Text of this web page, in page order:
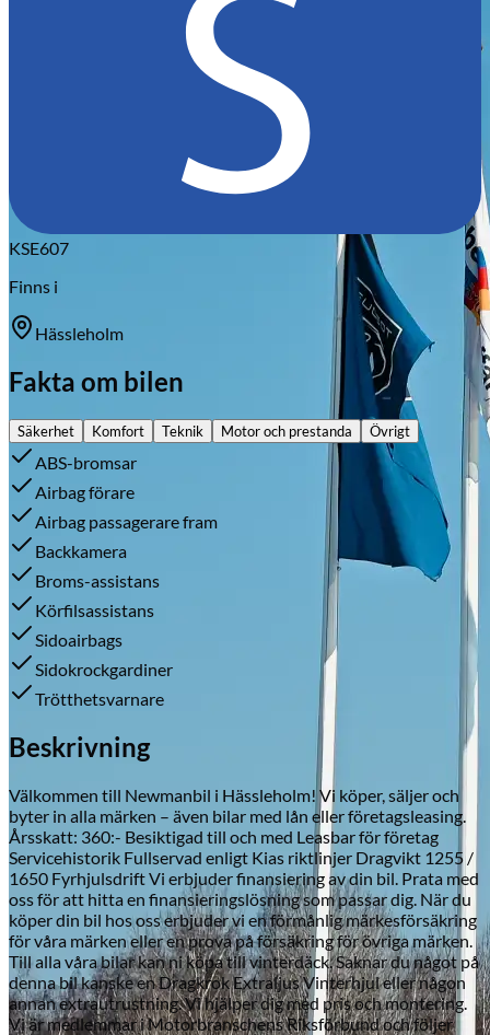
Skadeverkstad
KSE607
Finns i
Hässleholm
Fakta om bilen
Säkerhet Komfort Teknik Motor och prestanda Övrigt
ABS-bromsar
Airbag förare
Airbag passagerare fram
Backkamera
Broms-assistans
Körfilsassistans
Sidoairbags
Sidokrockgardiner
Trötthetsvarnare
Beskrivning
Välkommen till Newmanbil i Hässleholm! Vi köper, säljer och
byter in alla märken – även bilar med lån eller företagsleasing.
Årsskatt: 360:- Besiktigad till och med Leasbar för företag
Servicehistorik Fullservad enligt Kias riktlinjer Dragvikt 1255 /
1650 Fyrhjulsdrift Vi erbjuder finansiering av din bil. Prata med
oss för att hitta en finansieringslösning som passar dig. När du
köper din bil hos oss erbjuder vi en förmånlig märkesförsäkring
för våra märken eller en prova på försäkring för övriga märken.
Till alla våra bilar kan ni köpa till vinterdäck. Saknar du något på
denna bil kanske en Dragkrok Extraljus Vinterhjul eller någon
annan extrautrustning. Vi hjälper dig med pris och montering.
Vi är medlemmar i Motorbranschens Riksförbund och följer